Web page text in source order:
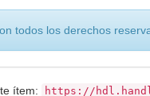
todos los derechos
ítem: https://